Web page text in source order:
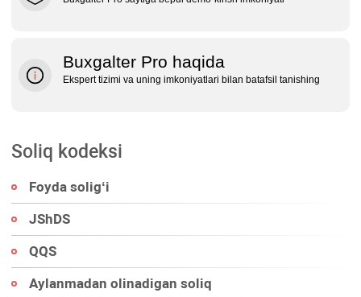
Buxgalter Pro haqida
Ekspert tizimi va uning imkoniyatlari bilan batafsil tanishing
Soliq kodeksi
Foyda soligʻi
JShDS
QQS
Aylanmadan olinadigan soliq